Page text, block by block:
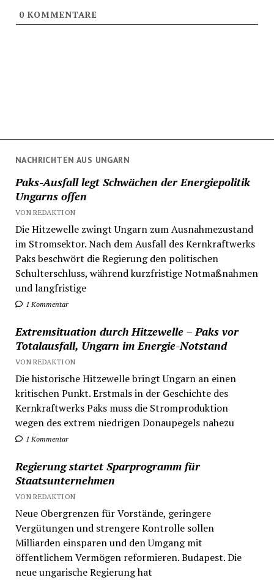
NACHRICHTEN AUS UNGARN
Paks-Ausfall legt Schwächen der Energiepolitik
Ungarns offen
VON REDAKTION
Die Hitzewelle zwingt Ungarn zum Ausnahmezustand
im Stromsektor. Nach dem Ausfall des Kernkraftwerks
Paks beschwört die Regierung den politischen
Schulterschluss, während kurzfristige Notmaßnahmen
und langfristige
1 Kommentar
Extremsituation durch Hitzewelle – Paks vor
Totalausfall, Ungarn im Energie-Notstand
VON REDAKTION
Die historische Hitzewelle bringt Ungarn an einen
kritischen Punkt. Erstmals in der Geschichte des
Kernkraftwerks Paks muss die Stromproduktion
wegen des extrem niedrigen Donaupegels nahezu
1 Kommentar
Regierung startet Sparprogramm für
Staatsunternehmen
VON REDAKTION
Neue Obergrenzen für Vorstände, geringere
Vergütungen und strengere Kontrolle sollen
Milliarden einsparen und den Umgang mit
öffentlichem Vermögen reformieren. Budapest. Die
neue ungarische Regierung hat
0KOMMENTARE